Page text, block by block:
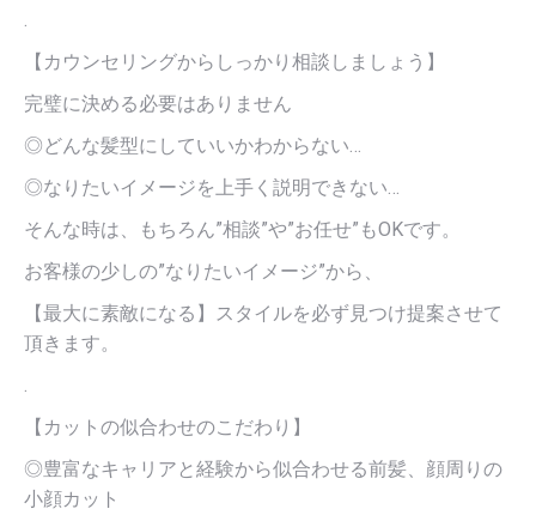
.
【カウンセリングからしっかり相談しましょう】
完璧に決める必要はありません
◎どんな髪型にしていいかわからない…
◎なりたいイメージを上手く説明できない…
そんな時は、もちろん”相談”や”お任せ”もOKです。
お客様の少しの”なりたいイメージ”から、
【最大に素敵になる】スタイルを必ず見つけ提案させて
頂きます。
.
【カットの似合わせのこだわり】
◎豊富なキャリアと経験から似合わせる前髪、顔周りの
小顔カット